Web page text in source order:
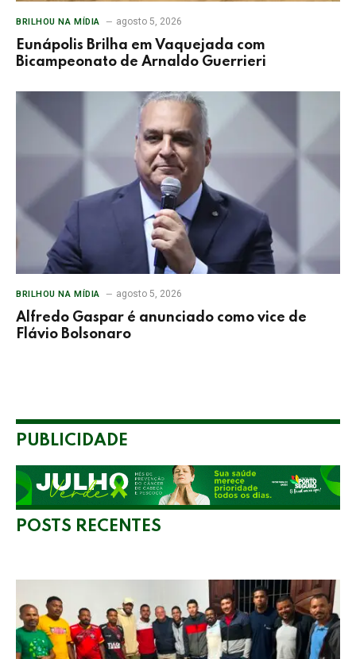
BRILHOU NA MÍDIA agosto 5, 2026
Eunápolis Brilha em Vaquejada com
Bicampeonato de Arnaldo Guerrieri
BRILHOU NA MÍDIA agosto 5, 2026
Alfredo Gaspar é anunciado como vice de
Flávio Bolsonaro
PUBLICIDADE
POSTS RECENTES